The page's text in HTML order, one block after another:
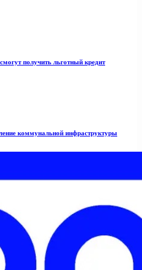
получить льготный кредит
коммунальной инфраструктуры